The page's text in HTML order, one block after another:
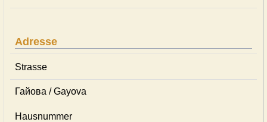
Adresse
Strasse
Гайова / Gayova
Hausnummer